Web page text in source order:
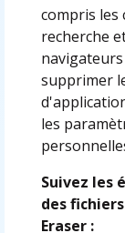
compris les
recherche
supprimer
les
Suivez les
des
Eraser :